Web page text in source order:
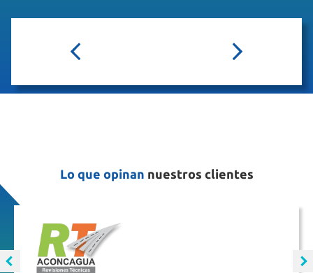
Lo que opinan nuestros clientes